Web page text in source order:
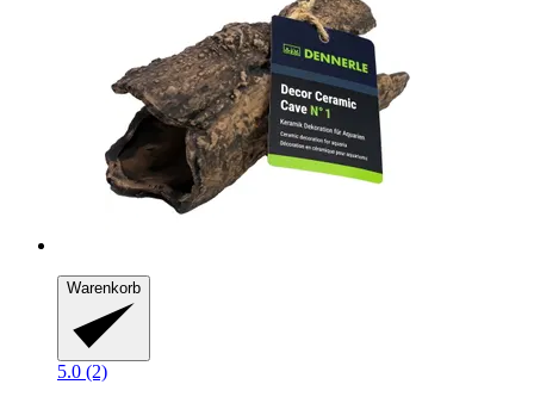
Warenkorb
5.0 (2)